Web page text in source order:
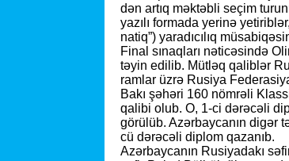
dən artıq məktəbli seçim
yazılı formada yerinə
natiq”) yaradıcılıq
Final sınaqları nəticəsində
təyin edilib. Mütləq qaliblər
ramlar üzrə Rusiya
Bakı şəhəri 160 nömrəli
qalibi olub. O, 1-ci dərəcəli
görülüb. Azərbaycanın digər
cü dərəcəli diplom qazanıb.
Azərbaycanın Rusiyadakı